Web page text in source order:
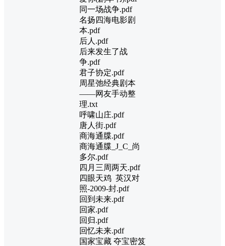
同一场战争.pdf
名扬四海电影剧
本.pdf
后人.pdf
后来发生了战
争.pdf
君子协定.pdf
周星弛经典剧本
——网友手动整
理.txt
呼啸山庄.pdf
唐人街.pdf
商海通牒.pdf
商海通牒_J_C_尚
多尔.pdf
四月三周两天.pdf
四眼天鸡 英汉对
照-2009-封.pdf
回到未来.pdf
回家.pdf
回归.pdf
回忆未来.pdf
国家宝藏 夺宝密笈